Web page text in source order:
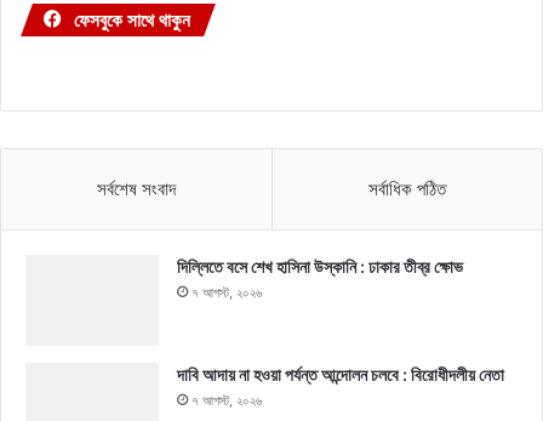
ফেসবুকে সাথে থাকুন
সর্বশেষ সংবাদ সর্বাধিক পঠিত
দিল্লিতে বসে শেখ হাসিনা উস্কানি : ঢাকার তীব্র ক্ষোভ
৭ আগস্ট, ২০২৬
দাবি আদায় না হওয়া পর্যন্ত আন্দোলন চলবে : বিরোধীদলীয় নেতা
৭ আগস্ট, ২০২৬